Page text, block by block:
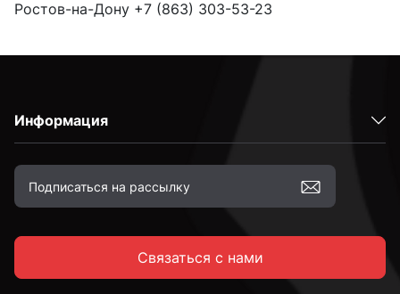
Ростов-на-Дону +7 (863) 303-53-23
Информация
Связаться с нами